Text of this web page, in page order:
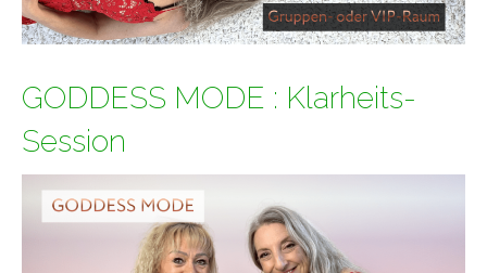
GODDESS MODE : Klarheits-
Session